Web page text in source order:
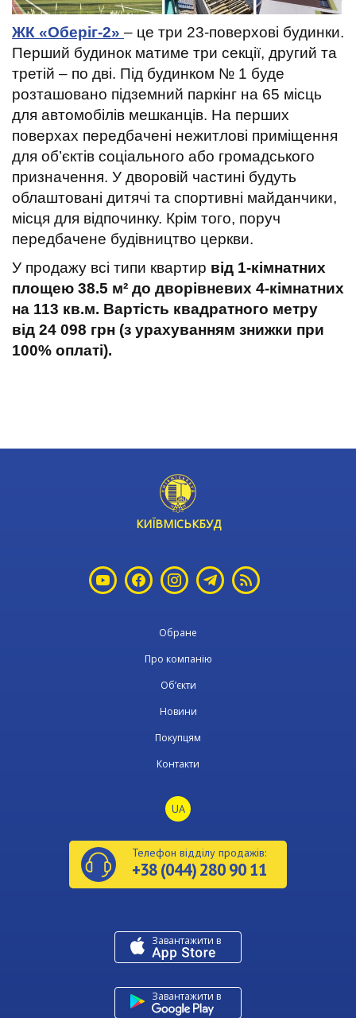
ЖК «Оберіг-2» – це три 23-поверхові будинки.
Перший будинок матиме три секції, другий та
третій – по дві. Під будинком № 1 буде
розташовано підземний паркінг на 65 місць
для автомобілів мешканців. На перших
поверхах передбачені нежитлові приміщення
для об’єктів соціального або громадського
призначення. У дворовій частині будуть
облаштовані дитячі та спортивні майданчики,
місця для відпочинку. Крім того, поруч
передбачене будівництво церкви.
У продажу всі типи квартир від 1-кімнатних
площею 38.5 м² до дворівневих 4-кімнатних
на 113 кв.м. Вартість квадратного метру
від 24 098 грн (з урахуванням знижки при
100% оплаті).
КИЇВМІСЬКБУД
Обране
Про компанію
Об’єкти
Новини
Покупцям
Контакти
UA
Телефон відділу продажів:
+38 (044) 280 90 11
Завантажити в
Завантажити в